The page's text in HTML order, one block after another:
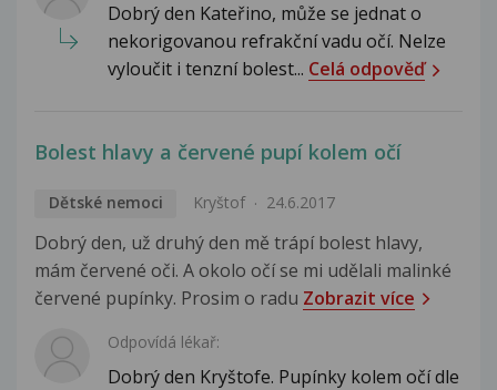
Dobrý den Kateřino, může se jednat o
nekorigovanou refrakční vadu očí. Nelze
vyloučit i tenzní bolest... Celá odpověď
Bolest hlavy a červené pupí kolem očí
Dětské nemoci Kryštof 24.6.2017
Dobrý den, už druhý den mě trápí bolest hlavy,
mám červené oči. A okolo očí se mi udělali malinké
červené pupínky. Prosim o radu Zobrazit více
Odpovídá lékař:
Dobrý den Kryštofe. Pupínky kolem očí dle